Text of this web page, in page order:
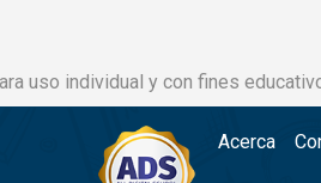
uso individual y con fines
Acerca